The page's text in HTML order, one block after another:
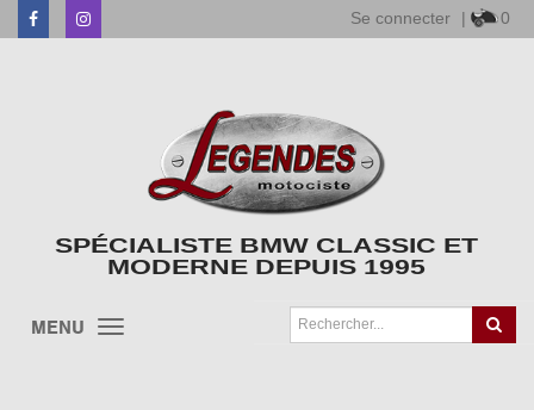
FacebookInstagram Se connecter | 0
SPÉCIALISTE BMW CLASSIC ET
MODERNE DEPUIS 1995
MENU